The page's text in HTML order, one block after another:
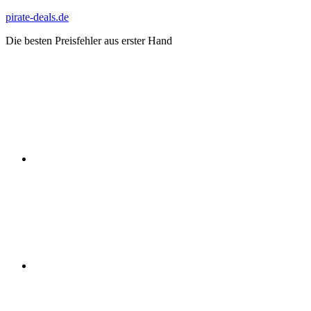
Zum
springen
pirate-deals.de
Die besten Preisfehler aus erster Hand